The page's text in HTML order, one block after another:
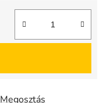
Megosztás